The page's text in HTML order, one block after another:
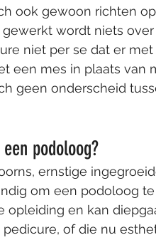
ook gewoon richten op
wordt niets
niet per se dat er met
een mes in plaats van
geen onderscheid
podoloog?
ernstige
om een podoloog te
opleiding en kan
of die nu